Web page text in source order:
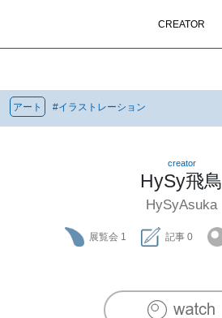
CREATOR
アート #イラストレーション
creator
HySy飛鳥
HySyAsuka
展覧会 1 記事 0